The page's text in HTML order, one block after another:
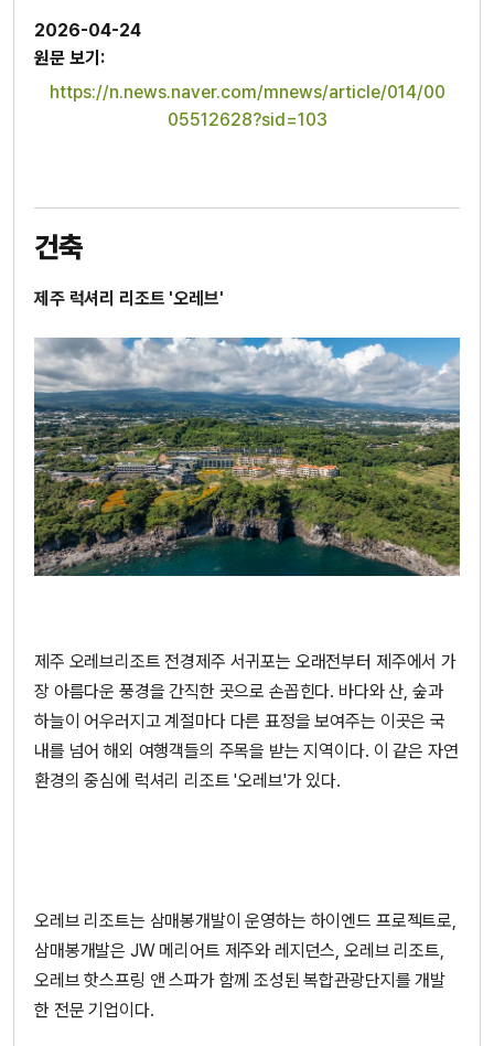
2026-04-24
원문 보기:
https://n.news.naver.com/mnews/article/014/00
05512628?sid=103
건축
제주 럭셔리 리조트 '오레브'
제주 오레브리조트 전경제주 서귀포는 오래전부터 제주에서 가
장 아름다운 풍경을 간직한 곳으로 손꼽힌다. 바다와 산, 숲과
하늘이 어우러지고 계절마다 다른 표정을 보여주는 이곳은 국
내를 넘어 해외 여행객들의 주목을 받는 지역이다. 이 같은 자연
환경의 중심에 럭셔리 리조트 '오레브'가 있다.
오레브 리조트는 삼매봉개발이 운영하는 하이엔드 프로젝트로,
삼매봉개발은 JW 메리어트 제주와 레지던스, 오레브 리조트,
오레브 핫스프링 앤 스파가 함께 조성된 복합관광단지를 개발
한 전문 기업이다.